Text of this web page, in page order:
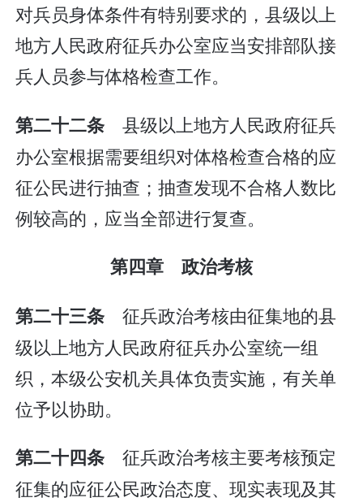
对兵员身体条件有特别要求的，县级以上
地方人民政府征兵办公室应当安排部队接
兵人员参与体格检查工作。
第二十二条 县级以上地方人民政府征兵
办公室根据需要组织对体格检查合格的应
征公民进行抽查；抽查发现不合格人数比
例较高的，应当全部进行复查。
第四章 政治考核
第二十三条 征兵政治考核由征集地的县
级以上地方人民政府征兵办公室统一组
织，本级公安机关具体负责实施，有关单
位予以协助。
第二十四条 征兵政治考核主要考核预定
征集的应征公民政治态度、现实表现及其